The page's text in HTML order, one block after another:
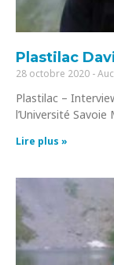
Plastilac
28 octobre 2020
Plastilac –
l’Université
Lire plus »